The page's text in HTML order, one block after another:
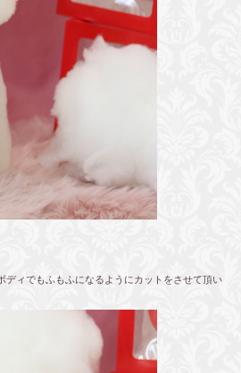
ディでもふもふになるようにカットをさせて頂い